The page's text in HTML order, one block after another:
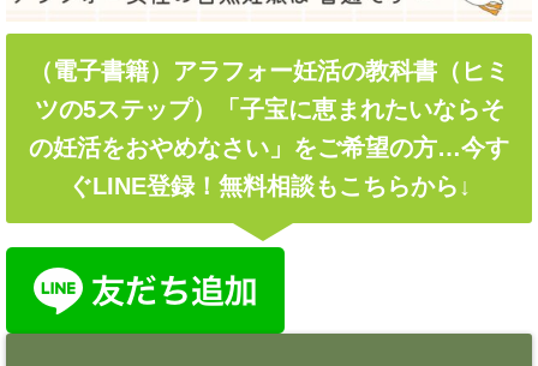
（電子書籍）アラフォー妊活の教科書（ヒミ
ツの5ステップ）「子宝に恵まれたいならそ
の妊活をおやめなさい」をご希望の方…今す
ぐLINE登録！無料相談もこちらから↓